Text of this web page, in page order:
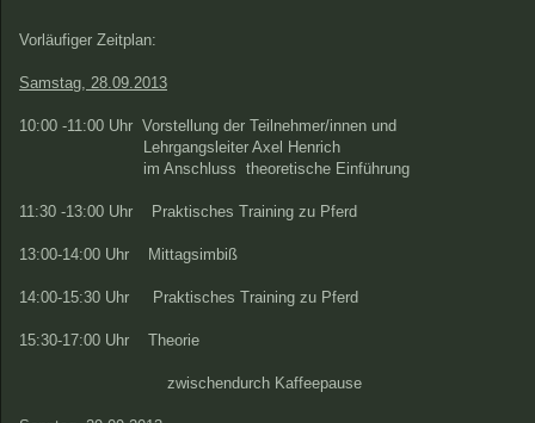
Vorläufiger Zeitplan:
Samstag, 28.09.2013
10:00 -11:00 Uhr Vorstellung der Teilnehmer/innen und
Lehrgangsleiter Axel Henrich
im Anschluss theoretische Einführung
11:30 -13:00 Uhr Praktisches Training zu Pferd
13:00-14:00 Uhr Mittagsimbiß
14:00-15:30 Uhr Praktisches Training zu Pferd
15:30-17:00 Uhr Theorie
zwischendurch Kaffeepause